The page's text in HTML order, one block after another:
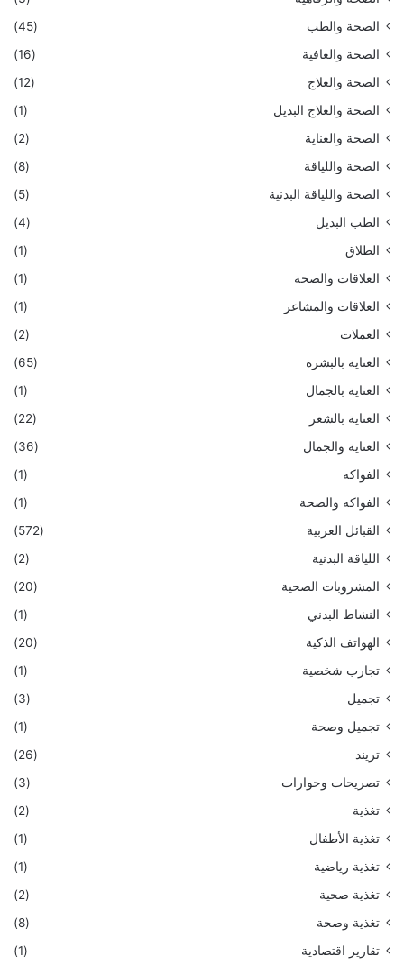
الصحة والطب
(45)
الصحة والعافية
(16)
الصحة والعلاج
(12)
الصحة والعلاج البديل
(1)
الصحة والعناية
(2)
الصحة واللياقة
(8)
الصحة واللياقة البدنية
(5)
الطب البديل
(4)
الطلاق
(1)
العلاقات والصحة
(1)
العلاقات والمشاعر
(1)
العملات
(2)
العناية بالبشرة
(65)
العناية بالجمال
(1)
العناية بالشعر
(22)
العناية والجمال
(36)
الفواكه
(1)
الفواكه والصحة
(1)
القبائل العربية
(572)
اللياقة البدنية
(2)
المشروبات الصحية
(20)
النشاط البدني
(1)
الهواتف الذكية
(20)
تجارب شخصية
(1)
تجميل
(3)
تجميل وصحة
(1)
تريند
(26)
تصريحات وحوارات
(3)
تغذية
(2)
تغذية الأطفال
(1)
تغذية رياضية
(1)
تغذية صحية
(2)
تغذية وصحة
(8)
تقارير اقتصادية
(1)